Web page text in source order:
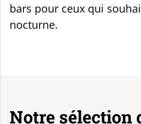
bars pour ceux qui
nocturne.
Notre sélection